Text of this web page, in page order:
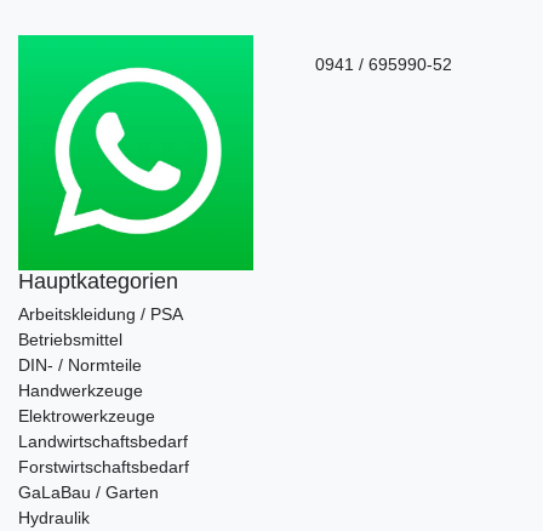
0941 / 695990-52
Hauptkategorien
Arbeitskleidung / PSA
Betriebsmittel
DIN- / Normteile
Handwerkzeuge
Elektrowerkzeuge
Landwirtschaftsbedarf
Forstwirtschaftsbedarf
GaLaBau / Garten
Hydraulik